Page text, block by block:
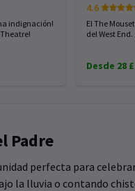
indignación!
4.6
El The
del West
Desde 28 £
Padre
perfecta para
la lluvia o contando